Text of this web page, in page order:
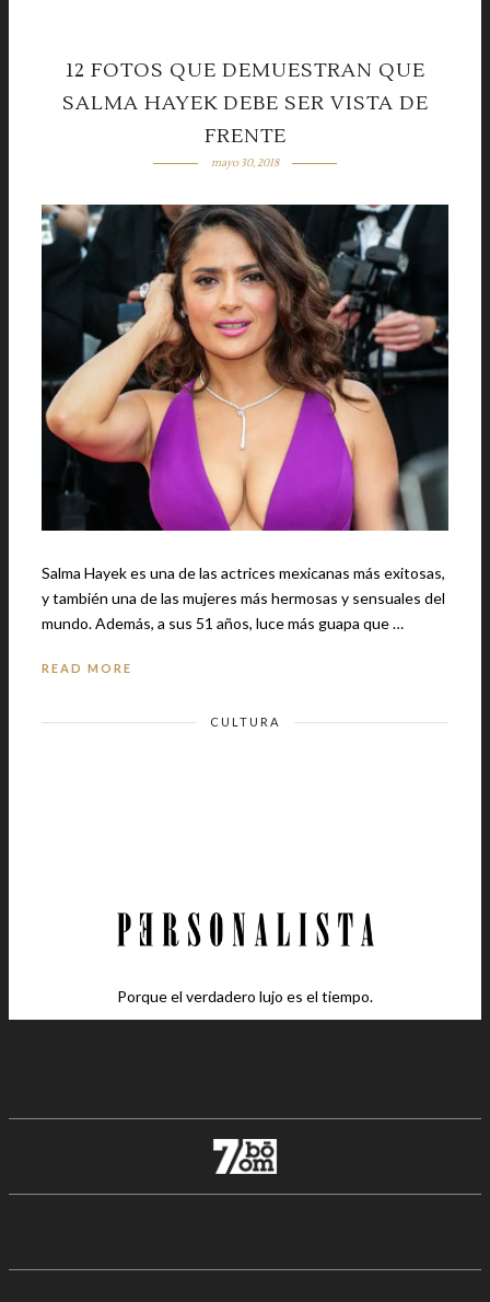
12 FOTOS QUE DEMUESTRAN QUE
SALMA HAYEK DEBE SER VISTA DE
FRENTE
mayo 30, 2018
Salma Hayek es una de las actrices mexicanas más exitosas,
y también una de las mujeres más hermosas y sensuales del
mundo. Además, a sus 51 años, luce más guapa que …
READ MORE
CULTURA
Porque el verdadero lujo es el tiempo.